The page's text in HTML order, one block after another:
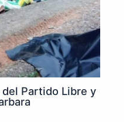
Partido Libre y